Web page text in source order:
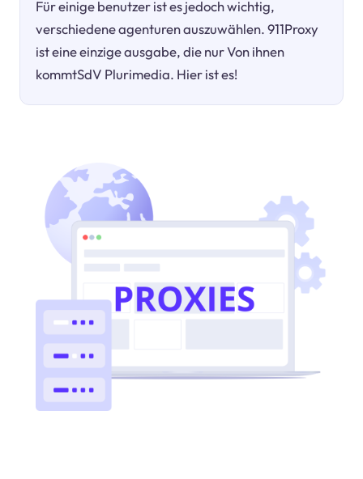
Für einige benutzer ist es jedoch wichtig,
verschiedene agenturen auszuwählen. 911Proxy
ist eine einzige ausgabe, die nur Von ihnen
kommtSdV Plurimedia. Hier ist es!